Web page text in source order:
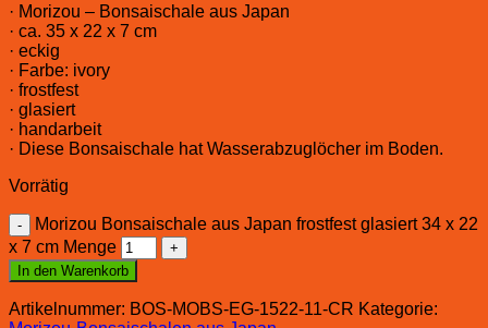
· Morizou – Bonsaischale aus Japan
· ca. 35 x 22 x 7 cm
· eckig
· Farbe: ivory
· frostfest
· glasiert
· handarbeit
· Diese Bonsaischale hat Wasserabzuglöcher im Boden.
Vorrätig
Morizou Bonsaischale aus Japan frostfest glasiert 34 x 22
x 7 cm Menge
In den Warenkorb
Artikelnummer: BOS-MOBS-EG-1522-11-CR Kategorie: